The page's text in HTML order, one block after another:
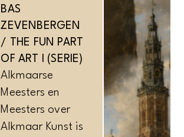
BAS
ZEVENBERGEN
/ THE FUN PART
OF ART I (SERIE)
Alkmaarse
Meesters en
Meesters over
Alkmaar Kunst is